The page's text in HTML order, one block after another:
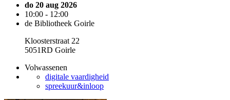
do 20 aug 2026
10:00 - 12:00
de Bibliotheek Goirle
Kloosterstraat 22
5051RD Goirle
Volwassenen
digitale vaardigheid
spreekuur&inloop